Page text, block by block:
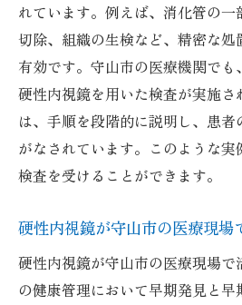
れています。例えば、消化管の
切除、組織の生検など、精密な処
有効です。守山市の医療機関でも
硬性内視鏡を用いた検査が実施さ
は、手順を段階的に説明し、患
がなされています。このような実
検査を受けることができます。
硬性内視鏡が守山市の医療現場
硬性内視鏡が守山市の医療現場
の健康管理において早期発見と早